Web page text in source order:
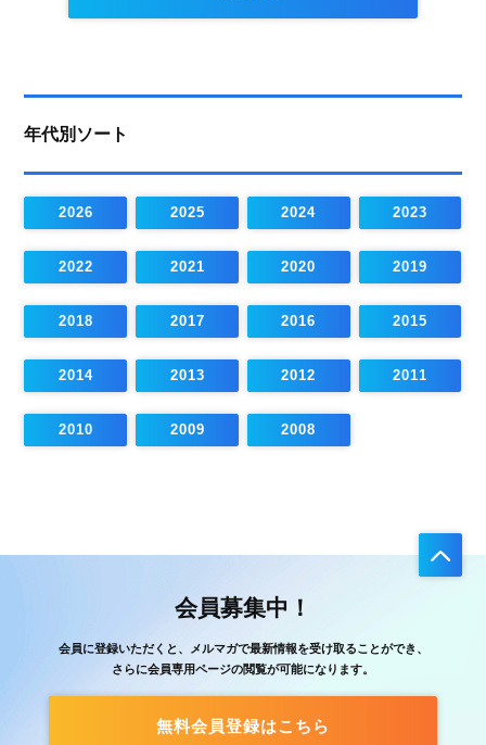
年代別ソート
2026 2025 2024 2023
2022 2021 2020 2019
2018 2017 2016 2015
2014 2013 2012 2011
2010 2009 2008
会員募集中！
会員に登録いただくと、メルマガで最新情報を受け取ることができ、
さらに会員専用ページの閲覧が可能になります。
無料会員登録はこちら